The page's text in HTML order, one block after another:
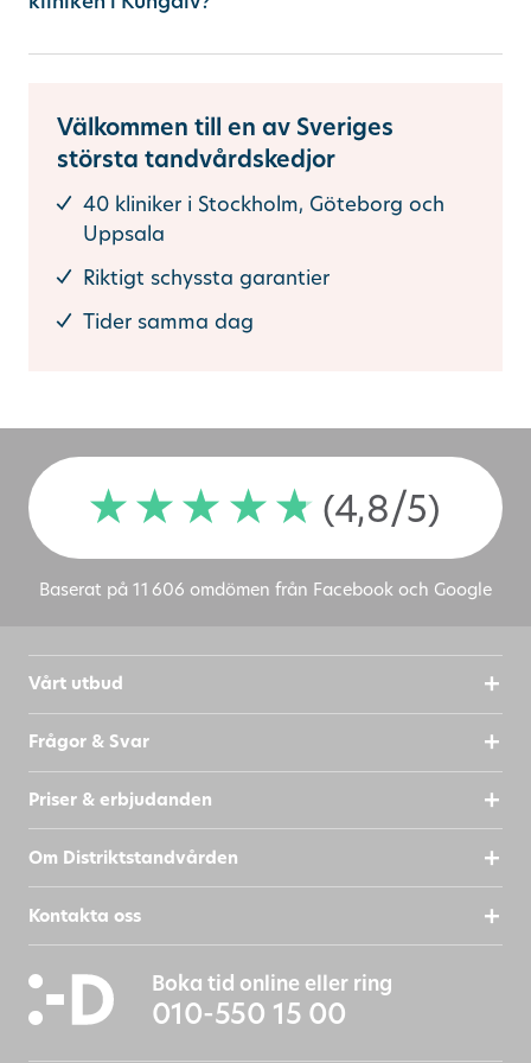
Välkommen till en av Sveriges
största tandvårdskedjor
40 kliniker i Stockholm, Göteborg och
Uppsala
Riktigt schyssta garantier
Tider samma dag
(4,8/5)
Baserat på 11 606 omdömen från Facebook och Google
Vårt utbud
Frågor & Svar
Priser & erbjudanden
Om Distriktstandvården
Kontakta oss
Boka tid online eller ring
010-550 15 00